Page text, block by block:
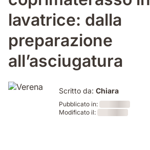
lavatrice: dalla
preparazione
all’asciugatura
Scritto da: Chiara
Pubblicato in:
Modificato il: